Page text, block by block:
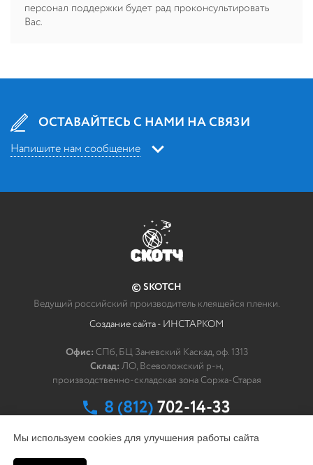
персонал поддержки будет рад проконсультировать
Вас.
ОСТАВАЙТЕСЬ С НАМИ НА СВЯЗИ
Напишите нам сообщение
*
Как мы можем связаться с Вами?
Компания
© SKOTCH
Ведущий российский производитель клеящейся пленки.
Создание сайта - ИНСТАРКОМ
Офис: СПб, БЦ Заневский Каскад, оф. 1313
Склад: ЛО, Всеволожский р-н,
производственно-складская зона Соржа-Старая
8 (812) 702-14-33
Мы используем cookies для улучшения работы сайта